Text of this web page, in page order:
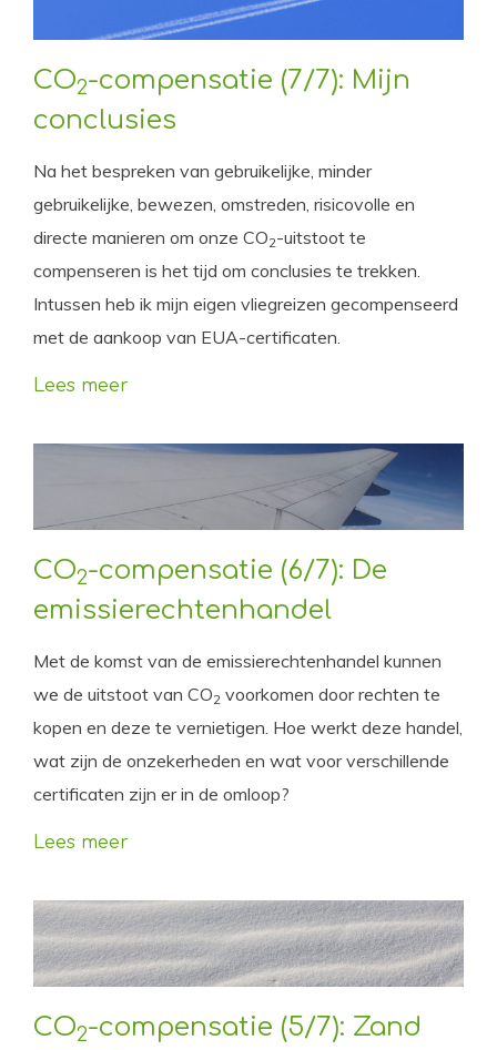
CO2-compensatie (7/7): Mijn
conclusies
Na het bespreken van gebruikelijke, minder
gebruikelijke, bewezen, omstreden, risicovolle en
directe manieren om onze CO2-uitstoot te
compenseren is het tijd om conclusies te trekken.
Intussen heb ik mijn eigen vliegreizen gecompenseerd
met de aankoop van EUA-certificaten.
Lees meer
CO2-compensatie (6/7): De
emissierechtenhandel
Met de komst van de emissierechtenhandel kunnen
we de uitstoot van CO2 voorkomen door rechten te
kopen en deze te vernietigen. Hoe werkt deze handel,
wat zijn de onzekerheden en wat voor verschillende
certificaten zijn er in de omloop?
Lees meer
CO2-compensatie (5/7): Zand